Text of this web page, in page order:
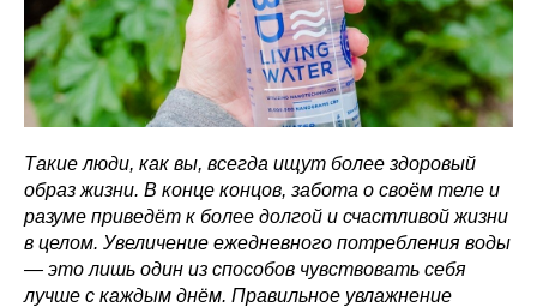
Такие люди, как вы, всегда ищут более здоровый
образ жизни. В конце концов, забота о своём теле и
разуме приведёт к более долгой и счастливой жизни
в целом. Увеличение ежедневного потребления воды
— это лишь один из способов чувствовать себя
лучше с каждым днём. Правильное увлажнение